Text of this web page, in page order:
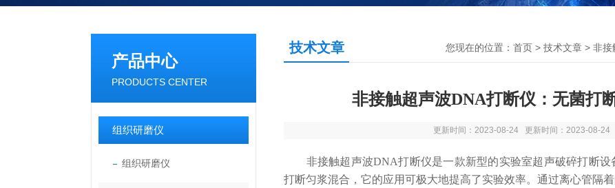
产品中心
PRODUCTS CENTER
组织研磨仪
组织研磨仪
技术文章 您现在的位置： 首页 > 技术文章 > 非接
非接触超声波DNA打断仪：无菌打
更新时间：2023-08-24 更新时间：2023-08-24
非接触超声波DNA打断仪是一款新型的实验室超声破碎打断设
打断匀浆混合，它的应用可极大地提高了实验效率。通过离心管隔